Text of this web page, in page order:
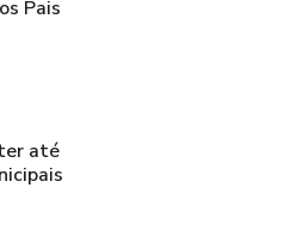
Pais
até